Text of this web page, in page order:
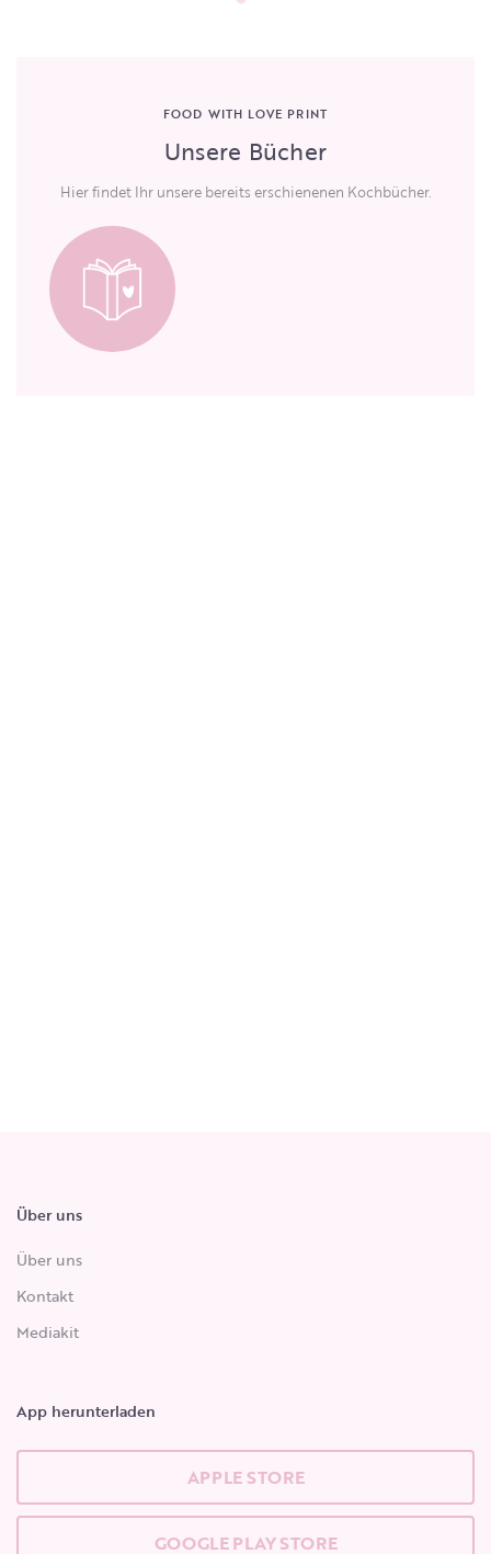
FOOD WITH LOVE PRINT
Unsere Bücher
Hier findet Ihr unsere bereits erschienenen Kochbücher.
Über uns
Über uns
Kontakt
Mediakit
App herunterladen
APPLE STORE
GOOGLE PLAY STORE